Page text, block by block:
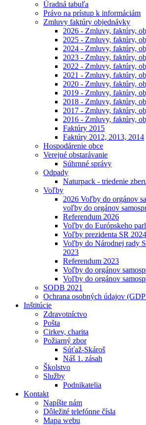
Úradná tabuľa
Právo na prístup k informáciám
Zmluvy faktúry objednávky
2026 - Zmluvy, faktúry,
2025 - Zmluvy, faktúry,
2024 - Zmluvy, faktúry,
2023 - Zmluvy, faktúry,
2022 - Zmluvy, faktúry,
2021 - Zmluvy, faktúry,
2020 - Zmluvy, faktúry,
2019 - Zmluvy, faktúry,
2018 - Zmluvy, faktúry,
2017 - Zmluvy, faktúry,
2016 - Zmluvy, faktúry,
Faktúry 2015
Faktúry 2012, 2013, 2014
Hospodárenie obce
Verejné obstarávanie
Súhrnné správy
Odpady
Naturpack - triedenie
Voľby
2026 Voľby do orgánov
voľby do orgánov
Referendum 2026
Voľby do Európskeho
Voľby prezidenta SR 2024
Voľby do Národnej rady
2023
Referendum 2023
Voľby do orgánov
Voľby do orgánov
SODB 2021
Ochrana osobných údajov
Inštitúcie
Zdravotníctvo
Pošta
Cirkev, charita
Požiarný zbor
Súťaž-Skároš
Náš 1. zásah
Školstvo
Služby
Podnikatelia
Kontakt
Napíšte nám
Dôležité telefónne čísla
Mapa webu